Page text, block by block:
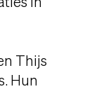
Thijs
Hun